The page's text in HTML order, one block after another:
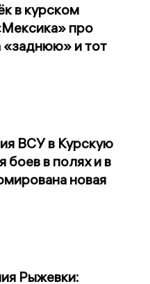
в курском
про
«заднюю» и тот
ВСУ в Курскую
боев в полях и в
новая
Рыжевки: